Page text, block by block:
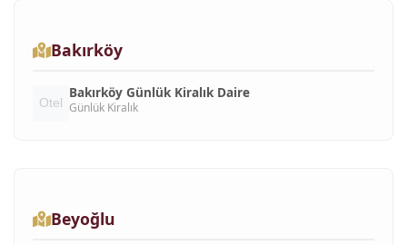
Bakırköy
Bakırköy Günlük Kiralık Daire
Günlük Kiralık
Beyoğlu